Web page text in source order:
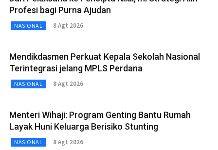
Profesi bagi Purna Ajudan
NASIONAL 8 Agt 2026
Mendikdasmen Perkuat Kepala Sekolah Nasional
Terintegrasi jelang MPLS Perdana
NASIONAL 8 Agt 2026
Menteri Wihaji: Program Genting Bantu Rumah
Layak Huni Keluarga Berisiko Stunting
NASIONAL 8 Agt 2026